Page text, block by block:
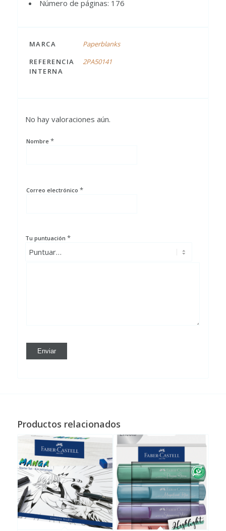
Número de páginas: 176
MARCA
Paperblanks
REFERENCIA
INTERNA
2PA50141
No hay valoraciones aún.
Nombre *
Correo electrónico *
Tu puntuación *
Productos relacionados